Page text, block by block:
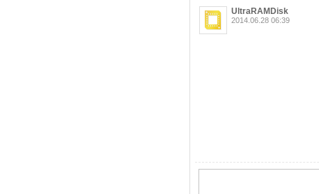
UltraRAMDisk
2014.06.28 06:39